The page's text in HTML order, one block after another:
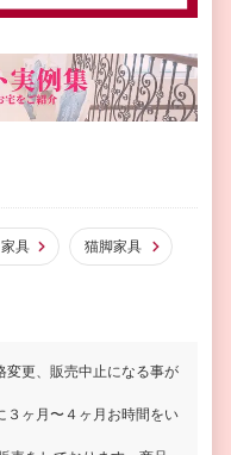
具 猫脚家具
更、販売中止になる事が
ヶ月〜４ヶ月お時間をい